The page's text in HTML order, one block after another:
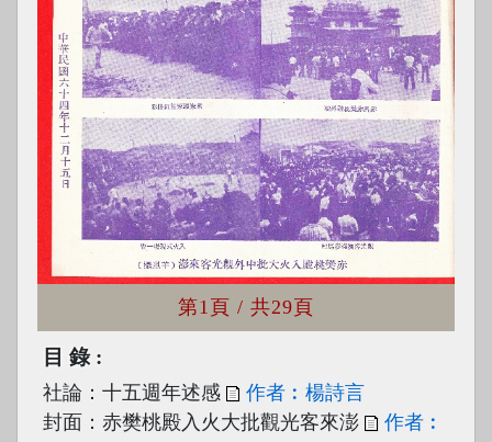
第1頁 / 共29頁
目錄
社論：十五週年述感
作者︰楊詩言
封面：赤樊桃殿入火大批觀光客來澎
作者︰